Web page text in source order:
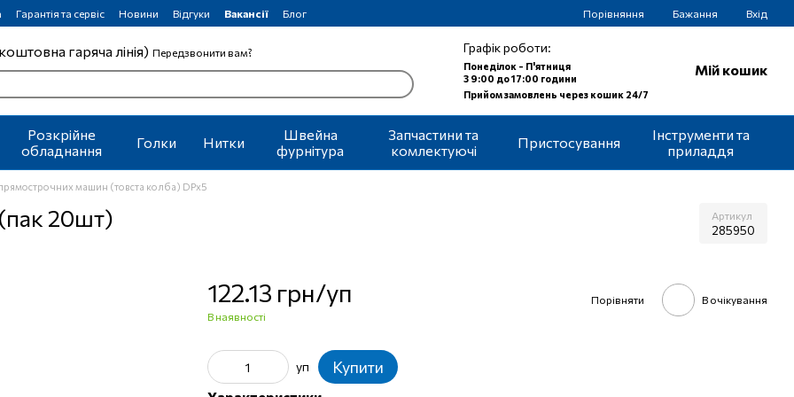
Гарантія та сервіс Новини Відгуки Вакансії Блог Порівняння Бажання Вхід
гаряча лінія) Передзвонити вам? Графік роботи:
Понеділок - П'ятниця
З 9:00 до 17:00 години
Прийом замовлень через кошик 24/7
Мій кошик
Розкрійне
обладнання
Голки Нитки
Швейна
фурнітура
Запчастини та
комлектуючі
Пристосування
Інструменти та
приладдя
машин (товста колба) DPx5
20шт) Артикул
285950
122.13 грн/уп
В наявності
Порівняти В очікування
уп Купити